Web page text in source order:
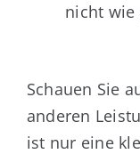
nicht wie
Schauen Sie
anderen
ist nur eine